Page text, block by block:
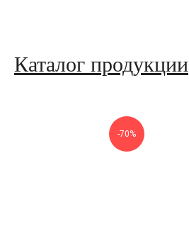
Каталог продукции
-70%